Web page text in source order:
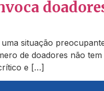
situação
de doadores não
e […]